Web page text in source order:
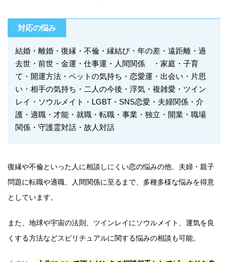
対応の悩み
結婚・離婚・復縁・不倫・縁結び・年の差・遠距離・過
去世・前世・金運・仕事運・人間関係 ・家庭・子育
て・開運方法・ペットの気持ち・恋愛運・出会い・片思
い・相手の気持ち・二人の今後・浮気・複雑愛・ツイン
レイ・ソウルメイト・LGBT・SNS恋愛・夫婦関係・介
護・適職・才能・就職・転職・事業・独立・開業・職場
関係・守護霊対話・故人対話
復縁や不倫といった人に相談しにくい恋の悩みの他、夫婦・親子
問題に転職や適職、人間関係に至るまで、多種多様な悩みを得意
としています。
また、地球や宇宙の法則、ツインレイにソウルメイト、運気を良
くする方法などスピリチュアルに関する悩みの相談も可能。